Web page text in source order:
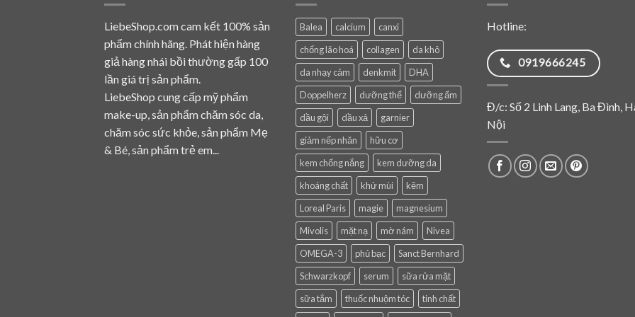
LiebeShop.com cam kết 100% sản
phẩm chính hãng. Phát hiện hàng
giả hàng nhái bồi thường gấp 100
lần giá trị sản phẩm.
LiebeShop cung cấp mỹ phẩm
make-up, sản phẩm chăm sóc da,
chăm sóc sức khỏe, sản phẩm Mẹ
& Bé, sản phẩm trẻ em...
Balea calcium
canxi
chống lão hoá
collagen
da khô
da nhạy cảm
denkmit
DHA
Doppelherz
dưỡng thể
dưỡng ẩm
dầu gội
dầu xả
garnier
giảm nếp nhăn
hữu cơ
kem chống nắng
kem dưỡng da
khoáng chất
khử mùi
kẽm
Loreal Paris
magie
magnesium
Mivolis
mặt nạ mờ nám
Nivea
OMEGA-3
phủ bạc
Sanct Bernhard
Schwarzkopf
serum
sữa rửa mặt
sữa tắm
thuốc nhuộm tóc
tinh chất
Hotline:
0919666245
Đ/c: Số 2 Linh Lang, Ba Đình,
Nội